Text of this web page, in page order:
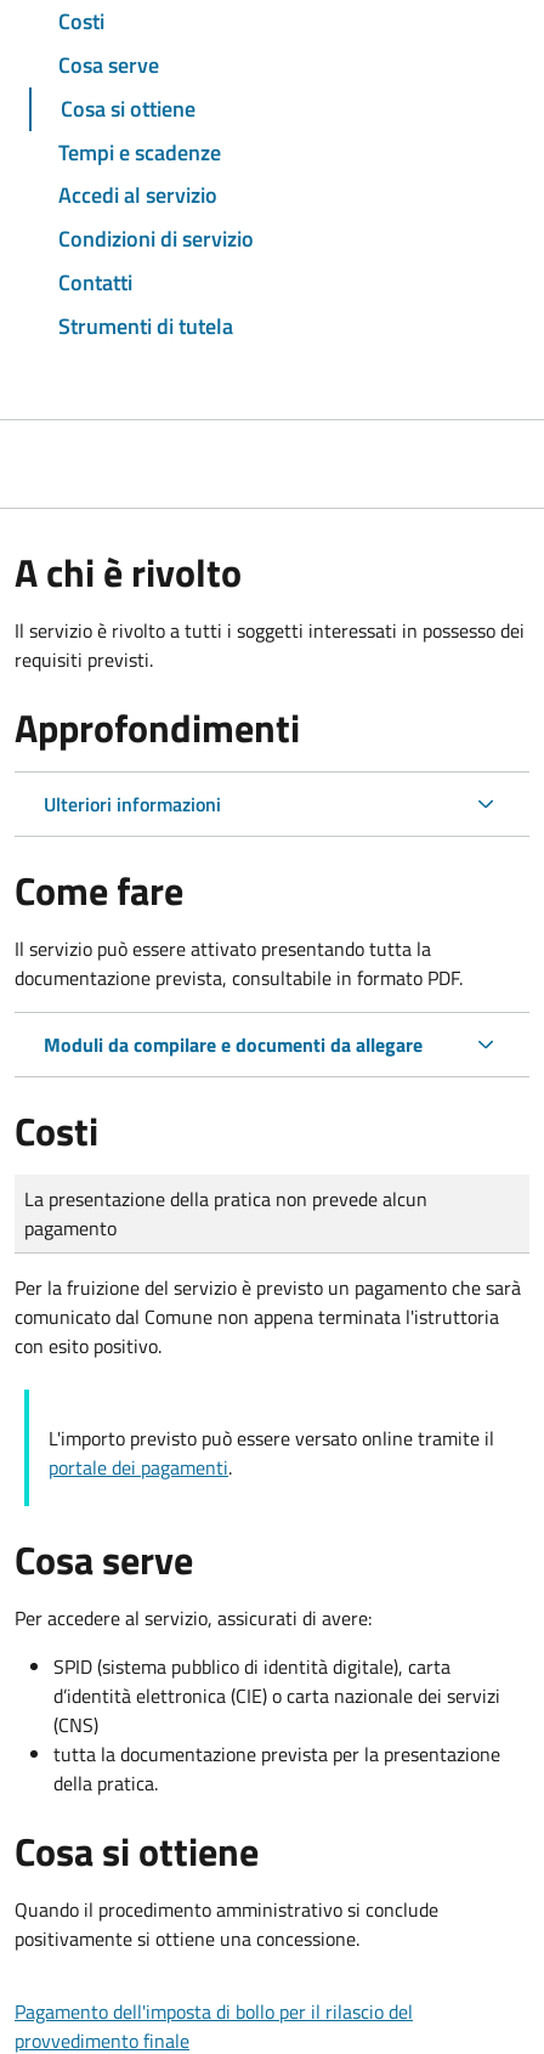
Costi
Cosa serve
Cosa si ottiene
Tempi e scadenze
Accedi al servizio
Condizioni di servizio
Contatti
Strumenti di tutela
A chi è rivolto
Il servizio è rivolto a tutti i soggetti interessati in possesso dei
requisiti previsti.
Approfondimenti
Ulteriori informazioni
Come fare
Il servizio può essere attivato presentando tutta la
documentazione prevista, consultabile in formato PDF.
Moduli da compilare e documenti da allegare
Costi
Tipo di pagamento
Importo
La presentazione della pratica non prevede alcun
pagamento
Per la fruizione del servizio è previsto un pagamento che sarà
comunicato dal Comune non appena terminata l'istruttoria
con esito positivo.
L'importo previsto può essere versato online tramite il
portale dei pagamenti.
Cosa serve
Per accedere al servizio, assicurati di avere:
SPID (sistema pubblico di identità digitale), carta
d’identità elettronica (CIE) o carta nazionale dei servizi
(CNS)
tutta la documentazione prevista per la presentazione
della pratica.
Cosa si ottiene
Quando il procedimento amministrativo si conclude
positivamente si ottiene una concessione.
Pagamento dell'imposta di bollo per il rilascio del
provvedimento finale